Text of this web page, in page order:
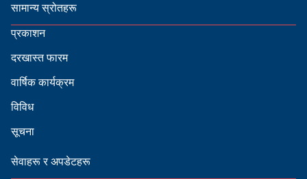
सामान्य स्रोतहरू
प्रकाशन
दरखास्त फारम
वार्षिक कार्यक्रम
विविध
सूचना
सेवाहरू र अपडेटहरू